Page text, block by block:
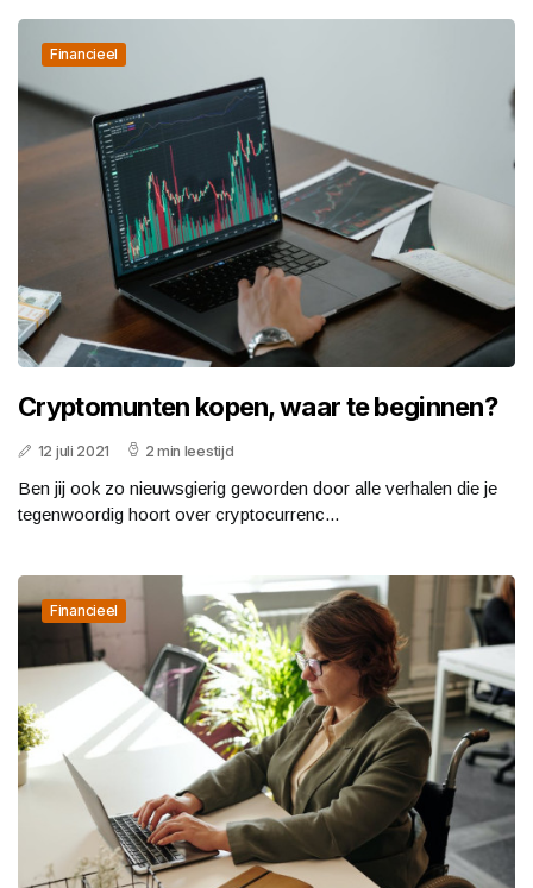
Financieel
Cryptomunten kopen, waar te beginnen?
12 juli 2021 2 min leestijd
Ben jij ook zo nieuwsgierig geworden door alle verhalen die je
tegenwoordig hoort over cryptocurrenc...
Financieel